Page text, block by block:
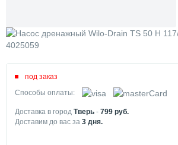
под заказ
Способы оплаты:
Доставка в город Тверь - 799 руб.
Доставим до вас за 3 дня.